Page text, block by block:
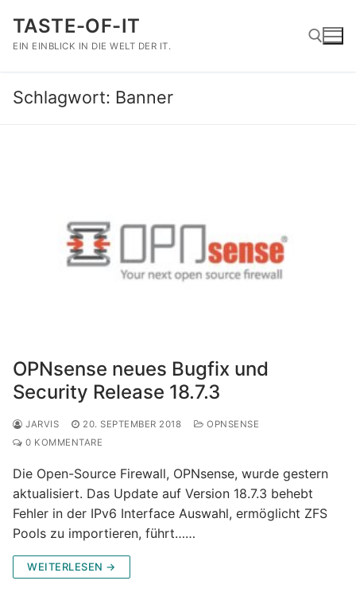
Inhalt
springen
TASTE-OF-IT
EIN EINBLICK IN DIE WELT DER IT.
Schlagwort: Banner
OPNsense neues Bugfix und
Security Release 18.7.3
JARVIS 20. SEPTEMBER 2018
OPNSENSE
0 KOMMENTARE
Die Open-Source Firewall, OPNsense, wurde gestern
aktualisiert. Das Update auf Version 18.7.3 behebt
Fehler in der IPv6 Interface Auswahl, ermöglicht ZFS
Pools zu importieren, führt……
WEITERLESEN →